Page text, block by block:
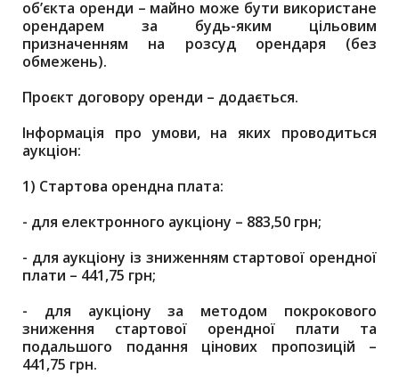
об’єкта оренди – майно може бути використане
орендарем за будь-яким цільовим
призначенням на розсуд орендаря (без
обмежень).
Проєкт договору оренди – додається.
Інформація про умови, на яких проводиться
аукціон:
1) Стартова орендна плата:
- для електронного аукціону – 883,50 грн;
- для аукціону із зниженням стартової орендної
плати – 441,75 грн;
-
для аукціону за методом покрокового
зниження стартової орендної плати та
подальшого подання цінових пропозицій –
441,75 грн.